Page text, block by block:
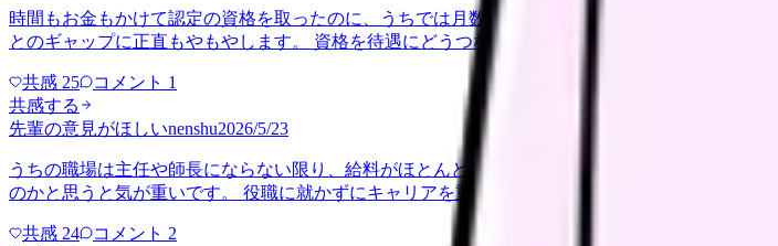
時間もお金もかけて認定の資格を取ったのに、うちでは月数千円の手当がつくだけで、係や相
とのギャップに正直もやもやします。 資格を待遇にどうつなげるか、あるいは別の形で活かし
共感 25 コメント 1
共感する
先輩の意見がほしいnenshu2026/5/23
うちの職場は主任や師長にならない限り、給料がほとんど頭打ちになる仕組みのようです。管
のかと思うと気が重いです。 役職に就かずにキャリアを重ねた先輩方は、待遇の面でどう折り合
共感 24 コメント 2